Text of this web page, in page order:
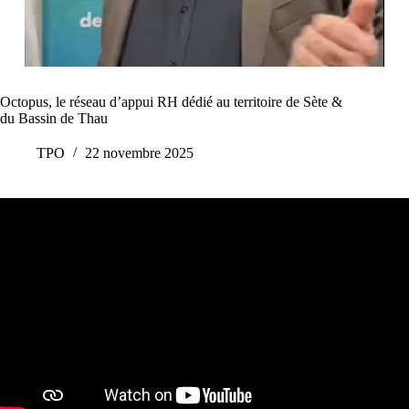
Octopus, le réseau d’appui RH dédié au territoire de Sète &
du Bassin de Thau
TPO 22 novembre 2025